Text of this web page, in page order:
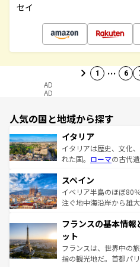
セイ
1 … 6
AD
AD
人気の国と地域から探す
イタリア
イタリアは歴史、文化
れた国。 ローマの古代
ろん、トスカーナの美
景など、自然景観も見
ピザやパスタなど、絶
ませてくれるイタリア
なお、新着のイタリア情
しい。
スペイン
イベリア半島のほぼ80
注ぐ地中海沿岸から雄
文化が根付くこの国で
れる闘牛、そして美味
る。首都マドリードの
アートに溢れた街角か
フランスの基本情
ット
フランスは、世界中の
指の観光地だ。首都パ